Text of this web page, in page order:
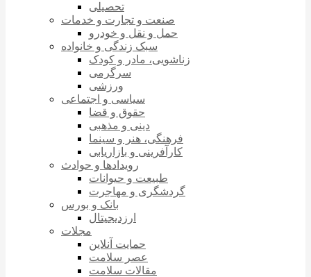
تحصیلی
صنعت و تجارت و خدمات
حمل و نقل و خودرو
سبک زندگی و خانواده
زناشویی، مادر و کودک
سرگرمی
ورزشی
سیاسی و اجتماعی
حقوق و قضا
دینی و مذهبی
فرهنگی، هنر و سینما
کارآفرینی و بازاریابی
رویدادها و حوادث
طبیعت و حیوانات
گردشگری و مهاجرت
بانک و بورس
ارزدیجیتال
مجلات
حمایت آنلاین
عصر سلامت
مقالات سلامت